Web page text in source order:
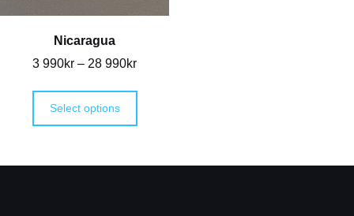
Nicaragua
3 990kr – 28 990kr
Select options